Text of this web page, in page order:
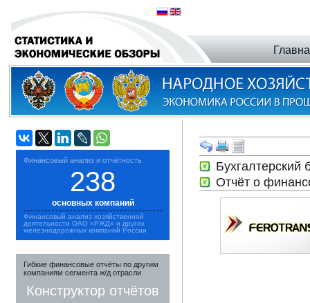
Финансовый анализ и отчётность
238
основных компаний
Финансовый анализ хозяйственной
деятельности ОАО «РЖД» и других
железнодорожных компаний России
Гибкие финансовые отчёты по другим
компаниям сегмента ж/д отрасли
Конструктор отчётов
Отчёт о